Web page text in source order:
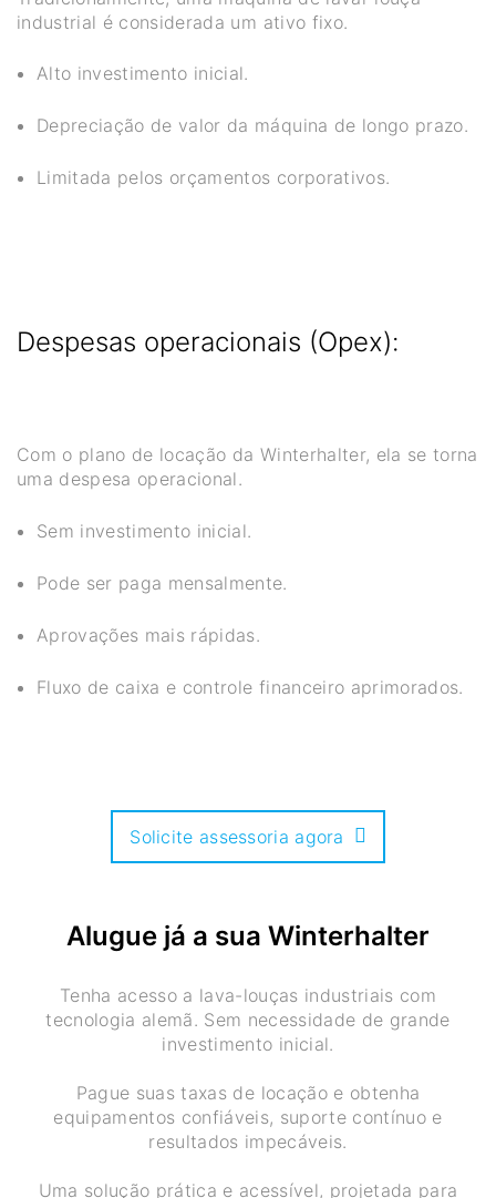
industrial é considerada um ativo fixo.
Alto investimento inicial.
Depreciação de valor da máquina de longo prazo.
Limitada pelos orçamentos corporativos.
Despesas operacionais (Opex):
Com o plano de locação da Winterhalter, ela se torna
uma despesa operacional.
Sem investimento inicial.
Pode ser paga mensalmente.
Aprovações mais rápidas.
Fluxo de caixa e controle financeiro aprimorados.
Solicite assessoria agora
Alugue já a sua Winterhalter
Tenha acesso a lava-louças industriais com
tecnologia alemã. Sem necessidade de grande
investimento inicial.
Pague suas taxas de locação e obtenha
equipamentos confiáveis, suporte contínuo e
resultados impecáveis.
Uma solução prática e acessível, projetada para